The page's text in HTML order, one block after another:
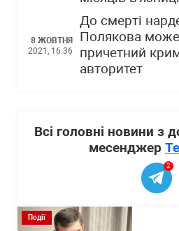
8 ЖОВТНЯ
2021, 16:36
До смерті
Полякова
причетний
авторитет
Всі головні новини з
месенджер
2
Події